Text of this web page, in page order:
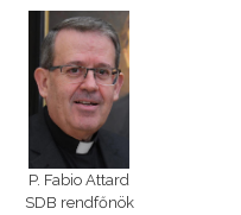
P. Fabio Attard
SDB rendfőnök